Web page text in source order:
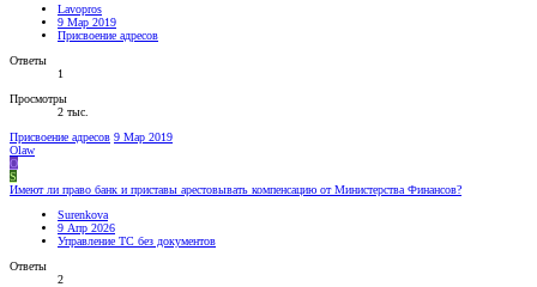
Lavopros
9 Мар 2019
Присвоение адресов
Ответы
1
Просмотры
2 тыс.
Присвоение адресов 9 Мар 2019
Olaw
O
S
Имеют ли право банк и приставы арестовывать компенсацию от Министерства Финансов?
Surenkova
9 Апр 2026
Управление ТС без документов
Ответы
2